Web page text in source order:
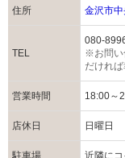
住所 金沢市
TEL
080-
※お問い
だければ
営業時間 18:00～
店休日 日曜日
駐車場 近隣にコ